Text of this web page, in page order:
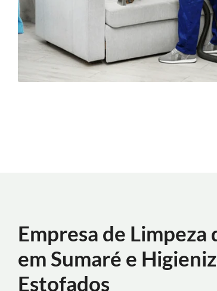
Empresa de Limpeza
em Sumaré e
Estofados